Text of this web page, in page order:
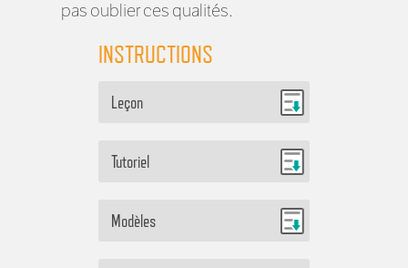
pas oublier ces qualités.
INSTRUCTIONS
Leçon
Tutoriel
Modèles